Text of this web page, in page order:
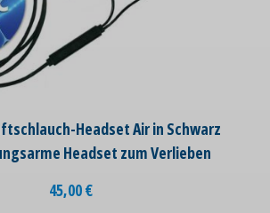
Headset Air in Schwarz
Headset zum Verlieben
45,00€